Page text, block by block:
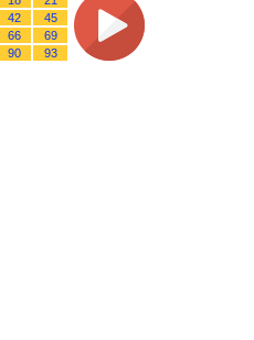
42
45
66
69
90 93